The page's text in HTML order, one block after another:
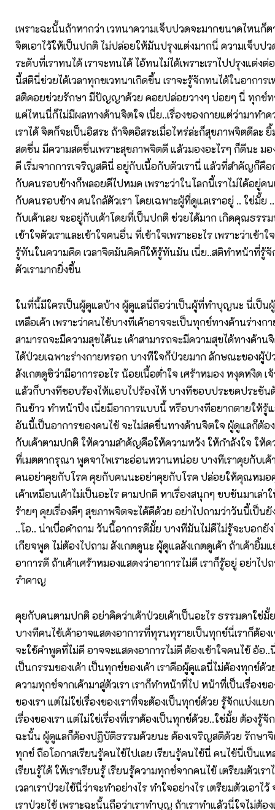
เพราะฉะนั้นถ้าหากว่า เวทนาความเจ็บปวดจะมากขนาดไหนก็ต
จิตเอาไว้ให้เป็นปกติ ไม่ปล่อยให้มันปรุงแต่งมากนี่ ความเจ็บป
ระดับที่เราทนได้ เราจะทนได้ ไอ้ทนไม่ได้เพราะเราไปปรุงแต่ง
นี้สตินี่ช่วยได้เวลาทุกขเวทนาเกิดขึ้น เราจะรู้จักทนได้ในอาการเ
สติคอยช่วยรักษา มีปัญญาด้วย คอยปล่อยวางๆ บ่อยๆ นี่ ทุกข์ท
แค่ไหนนี่ก็ไม่มีผลทางด้านจิตใจ เนี่ย..เรื่องของกายแต่ว่ามาทำ
เราได้ จิตก็จะเป็นอิสระ ถ้าจิตอิสระเมื่อไหร่ล่ะก็สุขภาพจิตดีละ
สดชื่น มีความสดชื่นเพราะสุขภาพจิตดี แล้วมองอะไรๆ ก็ดีนะ ม
ดี เริ่มจากการเจริญสตินี่ อยู่กับเนื้อกับตัวเรานี่ แล้วที่สำคัญก็คื
กับคนรอบข้างก็พลอยดีไปหมด เพราะว่าในโลกนี้เราไม่ได้อยู่คน
กับคนรอบข้าง คนใกล้ตัวเรา โดยเฉพาะผู้ที่ดูแลเราอยู่ .. ใช่มั้ย
กับเค้าเลย จะอยู่กับเค้าโดยที่เป็นปกติ ช่วยได้มาก เกิดคุณธรร
เข้าใจตัวเราและเข้าใจคนอื่น ที่เข้าใจเพราะอะไร เพราะว่าเข้า
รู้ทันในความคิด เวลาจิตมันคิดก็ให้รู้ทันมัน เนี่ย..สติทำหน้าที่รู้
ตัวเรามากยิ่งขึ้น
ในที่นี้มีใครเป็นผู้ดูแลบ้าง ผู้ดูแลนี่ถือว่าเป็นผู้ที่ทำบุญนะ นี่เป็
เหลือเค้า เพราะว่าคนไข้บางทีเค้าอาจจะเป็นทุกข์ทางด้านร่างก
สามารถจะมีความสุขได้นะ เค้าสามารถจะมีความสุขได้ทางด้าน
ได้ป่วยเฉพาะร่างกายหรอก บางทีใจก็ป่วยมาก ลักษณะของผู้
สังเกตดูซิว่ามีอาการอะไร น้อยเนื้อต่ำใจ เศร้าหมอง หงุดหงิด
แล้วก็บางทีชอบร้องไห้แอบไปร้องไห้ บางทีชอบประชดประชัน
กินข้าว ทำหน้าปึง เนี่ยมีอาการแบบนี้ หรือบางทีอยากตายให้รู้แ
อันนี้เป็นอาการของคนไข้ จะไม่สดชื่นทางด้านจิตใจ ผู้ดูแลก็ต้อง
กับเค้าตามปกติ ให้ความสำคัญคือให้ความหวัง ให้กำลังใจ ให้
ที่เมตตากรุณา พูดจาไพเราะอ่อนหวานหน่อย บางทีเราคุยกับเ
คนอย่าคุยกับโรค คุยกับคนนะอย่าคุยกับโรค ปล่อยให้คุณหมอ
เค้าเหมือนเค้าไม่เป็นอะไร ตามปกติ หาเรื่องสนุกๆ ขบขันมาเล่า
ร้ายๆ คุยเรื่องดีๆ สุขภาพจิตจะได้ดีด้วย อย่าไปถามว่าวันนี้เป็นยั
..โอ.. น่าเบื่อคำถาม วันนี้อาการดีมั้ย บางทีมันไม่ดีไม่รู้จะบอกยั
เกียจพูด ไม่ต้องไปถาม สังเกตดูนะ ผู้ดูแลสังเกตดูเค้า ถ้าเค้ายิ้ม
อาการดี ถ้าเค้าเศร้าหมองแสดงว่าอาการไม่ดี เราก็รู้อยู่ อย่าไป
รำคาญ
คุยกับคนตามปกติ อย่าคิดว่าเค้าป่วยเค้าเป็นอะไร ธรรมดาใช่มั้
บางทีคนไข้เค้าอาจแสดงอาการที่ทุรนทุรายเป็นทุกข์นี่เราก็ต้อง
จะใช้คำพูดที่ไม่ดี อาจจะแสดงอาการไม่ดี ต้องเข้าใจคนไข้ อ้อ..
เป็นกรรมของเค้า เป็นทุกข์ของเค้า เราคือผู้ดูแลนี่ไม่ต้องทุกข์ด้
ความทุกข์จากเค้ามาสู่ตัวเรา เราก็ทำหน้าที่ไป หน้าที่เป็นเรื่องข
ของเรา แต่ไม่ใช่เรื่องของเราที่จะต้องเป็นทุกข์ด้วย รู้จักแบ่งแย
เรื่องของเรา แต่ไม่ใช่เรื่องที่เราต้องเป็นทุกข์ด้วย..ใช่มั้ย ต้องรู้จั
ฉะนั้น ผู้ดูแลก็ต้องปฏิบัติธรรมด้วยนะ ต้องเจริญสติด้วย รักษาจิ
ทุกข์ ถือโอกาสเรียนรู้คนไข้ไปเลย เรียนรู้คนไข้นี่ คนไข้นี่เป็นแห
เรียนรู้ได้ ให้เราเรียนรู้ เรียนรู้ความทุกข์จากคนไข้ เตรียมตัวเรา
เวลาเราป่วยไข้นี่ว่าจะทำอย่างไร ทำใจอย่างไร เตรียมตัวเอาไว้
เราป่วยไข้ เพราะฉะนั้นถือว่าเราทำบุญ ถ้าเราทำแล้วนี่ใจไม่ต้อ